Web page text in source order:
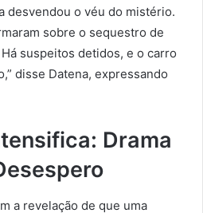
desvendou o véu do mistério.
sobre o sequestro de
suspeitos detidos, e o carro
disse Datena, expressando
Drama
a revelação de que uma